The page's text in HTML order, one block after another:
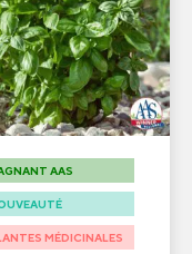
AAS
MÉDICINALES